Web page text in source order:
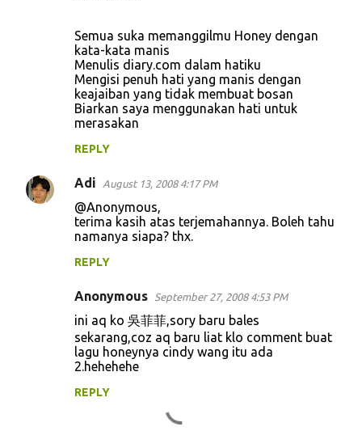
Semua suka memanggilmu Honey dengan
kata-kata manis
Menulis diary.com dalam hatiku
Mengisi penuh hati yang manis dengan
keajaiban yang tidak membuat bosan
Biarkan saya menggunakan hati untuk
merasakan
REPLY
Adi August 13, 2008 4:17 PM
@Anonymous,
terima kasih atas terjemahannya. Boleh tahu
namanya siapa? thx.
REPLY
Anonymous September 27, 2008 4:53 PM
ini aq ko 吳菲菲,sory baru bales
sekarang,coz aq baru liat klo comment buat
lagu honeynya cindy wang itu ada
2.hehehehe
REPLY